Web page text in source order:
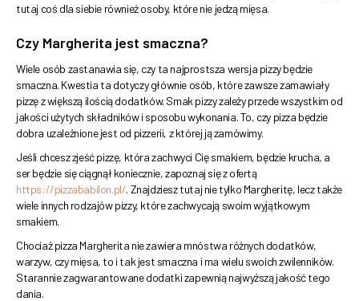
tutaj coś dla siebie również osoby, które nie jedzą mięsa.
Czy Margherita jest smaczna?
Wiele osób zastanawia się, czy ta najprostsza wersja pizzy będzie
smaczna. Kwestia ta dotyczy głównie osób, które zawsze zamawiały
pizzę z większą ilością dodatków. Smak pizzy zależy przede wszystkim od
jakości użytych składników i sposobu wykonania. To, czy pizza będzie
dobra uzależnione jest od pizzerii, z której ją zamówimy.
Jeśli chcesz zjeść pizzę, która zachwyci Cię smakiem, będzie krucha, a
ser będzie się ciągnął koniecznie, zapoznaj się z ofertą
https://pizzababilon.pl/. Znajdziesz tutaj nie tylko Margheritę, lecz także
wiele innych rodzajów pizzy, które zachwycają swoim wyjątkowym
smakiem.
Chociaż pizza Margherita nie zawiera mnóstwa różnych dodatków,
warzyw, czy mięsa, to i tak jest smaczna i ma wielu swoich zwilenników.
Starannie zagwarantowane dodatki zapewnią najwyższą jakość tego
dania.